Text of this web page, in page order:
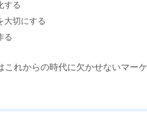
する
大切にする
る
これからの時代に欠かせないマー